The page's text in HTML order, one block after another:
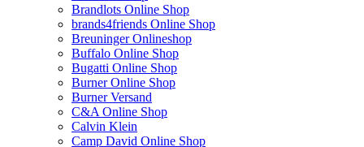
Brandlots Online Shop
brands4friends Online Shop
Breuninger Onlineshop
Buffalo Online Shop
Bugatti Online Shop
Burner Online Shop
Burner Versand
C&A Online Shop
Calvin Klein
Camp David Online Shop